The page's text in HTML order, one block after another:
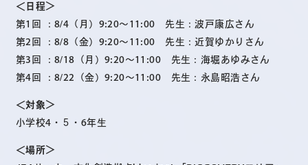
＜日程＞
第1回 ：8/4（月）9:20～11:00 先生：波戸康広さん
第2回 ：8/8（金）9:20～11:00 先生：近賀ゆかりさん
第3回 ：8/18（月）9:20～11:00 先生：海堀あゆみさん
第4回 ：8/22（金）9:20～11:00 先生：永島昭浩さん
＜対象＞
小学校4・５・6年生
＜場所＞